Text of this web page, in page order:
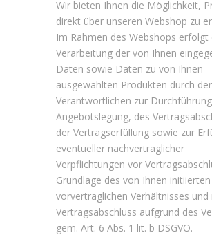
Wir bieten Ihnen die Möglichkeit,
direkt über unseren Webshop zu
Im Rahmen des Webshops erfolgt
Verarbeitung der von Ihnen
Daten sowie Daten zu von Ihnen
ausgewählten Produkten durch
Verantwortlichen zur
Angebotslegung, des
der Vertragserfüllung sowie zur
eventueller nachvertraglicher
Verpflichtungen vor
Grundlage des von Ihnen initiierten
vorvertraglichen Verhältnisses und
Vertragsabschluss aufgrund des
gem. Art. 6 Abs. 1 lit. b DSGVO.